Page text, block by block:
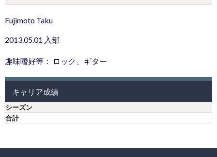
Fujimoto Taku
2013.05.01 入部
趣味嗜好等： ロック、ギター
キャリア成績
シーズン
合計